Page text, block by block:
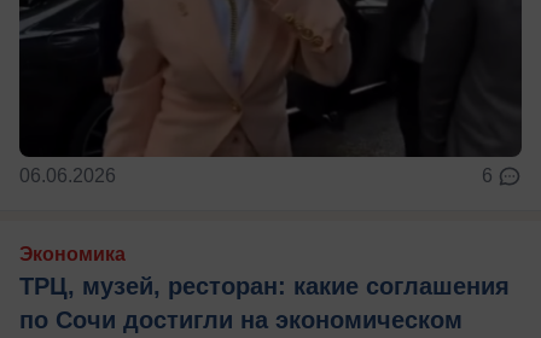
06.06.2026 6
Экономика
ТРЦ, музей, ресторан: какие соглашения
по Сочи достигли на экономическом